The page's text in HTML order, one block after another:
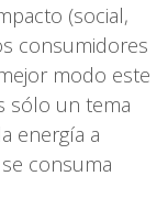
(social,
consumidores
modo este
sólo un tema
energía a
consuma